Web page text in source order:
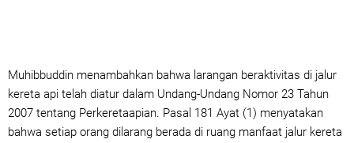
Muhibbuddin menambahkan bahwa larangan beraktivitas di jalur
kereta api telah diatur dalam Undang-Undang Nomor 23 Tahun
2007 tentang Perkeretaapian. Pasal 181 Ayat (1) menyatakan
bahwa setiap orang dilarang berada di ruang manfaat jalur kereta